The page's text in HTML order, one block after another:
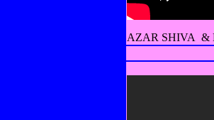
AZAR SHIVA &